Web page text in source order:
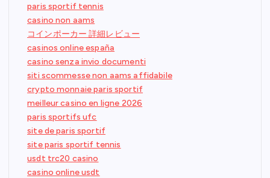
paris sportif tennis
casino non aams
コインポーカー 詳細レビュー
casinos online españa
casino senza invio documenti
siti scommesse non aams affidabile
crypto monnaie paris sportif
meilleur casino en ligne 2026
paris sportifs ufc
site de paris sportif
site paris sportif tennis
usdt trc20 casino
casino online usdt